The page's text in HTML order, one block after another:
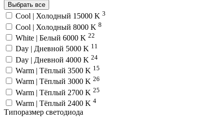
Выбрать все
Cool | Холодный 15000 K 3
Cool | Холодный 8000 K 8
White | Белый 6000 K 22
Day | Дневной 5000 K 11
Day | Дневной 4000 K 24
Warm | Тёплый 3500 K 15
Warm | Тёплый 3000 K 26
Warm | Тёплый 2700 K 25
Warm | Тёплый 2400 K 4
Типоразмер светодиода